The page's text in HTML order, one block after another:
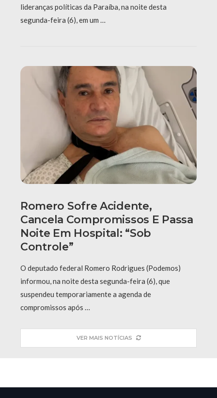
lideranças políticas da Paraíba, na noite desta
segunda-feira (6), em um …
Romero Sofre Acidente,
Cancela Compromissos E Passa
Noite Em Hospital: “Sob
Controle”
O deputado federal Romero Rodrigues (Podemos)
informou, na noite desta segunda-feira (6), que
suspendeu temporariamente a agenda de
compromissos após …
VER MAIS NOTÍCIAS